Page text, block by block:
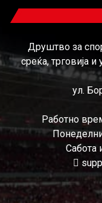
Друштво за
среќа, трговија
ул.
Работно
Сабота